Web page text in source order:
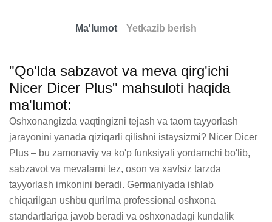
Ma'lumot Yetkazib berish
"Qo'lda sabzavot va meva qirg'ichi
Nicer Dicer Plus" mahsuloti haqida
ma'lumot:
Oshxonangizda vaqtingizni tejash va taom tayyorlash
jarayonini yanada qiziqarli qilishni istaysizmi? Nicer Dicer
Plus – bu zamonaviy va ko'p funksiyali yordamchi bo'lib,
sabzavot va mevalarni tez, oson va xavfsiz tarzda
tayyorlash imkonini beradi. Germaniyada ishlab
chiqarilgan ushbu qurilma professional oshxona
standartlariga javob beradi va oshxonadagi kundalik